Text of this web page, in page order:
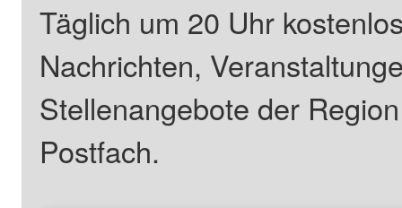
Täglich um 20 Uhr
Nachrichten,
Stellenangebote der
Postfach.